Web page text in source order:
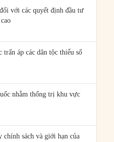
với các quyết định đầu tư
áp các dân tộc thiểu số
nhằm thống trị khu vực
sách và giới hạn của